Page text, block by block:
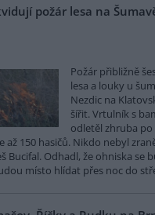
požár lesa na
Požár přibližně
lesa a louky u
Nezdic na
šířit. Vrtulník s
odletěl zhruba po
až 150 hasičů. Nikdo nebyl
Bucifal. Odhadl, že ohniska se
místo hlídat přes noc do